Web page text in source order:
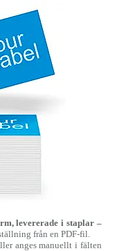
levererade i staplar –
från en PDF-fil.
anges manuellt i fälten